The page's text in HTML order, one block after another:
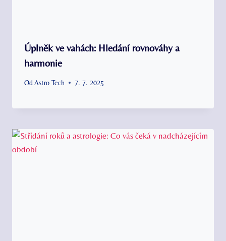
Úplněk ve vahách: Hledání rovnováhy a
harmonie
Od Astro Tech 7. 7. 2025